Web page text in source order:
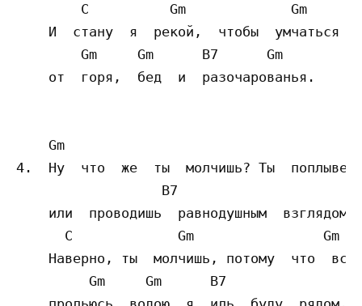
        C          Gm             Gm
И  стану  я  рекой,  чтобы  умчаться
        Gm     Gm      B7      Gm
    от  горя,  бед  и  разочарованья.
    Gm
4.  Ну  что  же  ты  молчишь? Ты
                  B7
    или  проводишь  равнодушным  взглядом?
C             Gm
Наверно, ты  молчишь, потому  что  все
         Gm     Gm      B7